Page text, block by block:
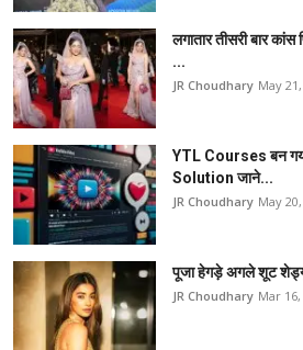
लगातार तीसरी बार
...
JR Choudhary May
YTL Courses बन
Solution जाने...
JR Choudhary May
पूजा हेगड़े अगले शूट
JR Choudhary Mar